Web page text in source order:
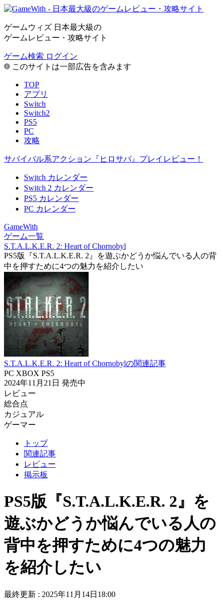
ゲームウィズ 日本最大級の
ゲームレビュー・攻略サイト
ゲーム検索 ログイン
このサイトは一部広告を含みます
TOP
アプリ
Switch
Switch2
PS5
PC
攻略
サバイバル系アクション『ヒロサバ』プレイレビュー！
Switch カレンダー
Switch 2 カレンダー
PS5 カレンダー
PC カレンダー
GameWith
ゲーム一覧
S.T.A.L.K.E.R. 2: Heart of Chornobyl
PS5版『S.T.A.L.K.E.R. 2』を遊ぶかどうか悩んでいる人の背
中を押すために4つの魅力を紹介したい
S.T.A.L.K.E.R. 2: Heart of Chornobylの関連記事
PC XBOX PS5
2024年11月21日 発売中
レビュー
総合点
カジュアル
ゲーマー
トップ
関連記事
レビュー
掲示板
PS5版『S.T.A.L.K.E.R. 2』を
遊ぶかどうか悩んでいる人の
背中を押すために4つの魅力
を紹介したい
最終更新 : 2025年11月14日18:00